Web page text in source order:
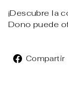
¡Descubre la
Dono puede
Compartir